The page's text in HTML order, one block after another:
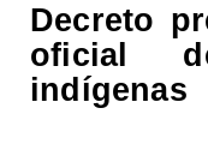
Decreto
oficial